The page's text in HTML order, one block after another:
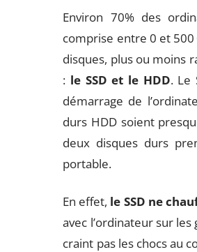
Environ 70% des
comprise entre 0 et 500
disques, plus ou moins
: le SSD et le HDD. Le
démarrage de
durs HDD soient
deux disques durs
portable.
En effet, le SSD ne
avec l’ordinateur sur les
craint pas les chocs au